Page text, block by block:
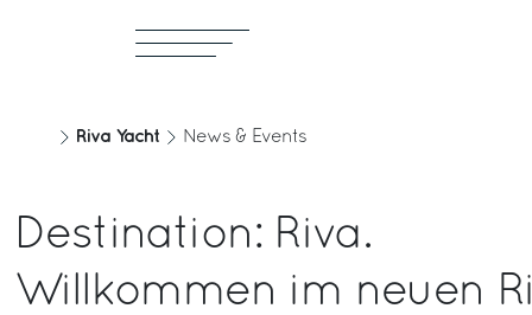
Riva Yacht News & Events
Destination: Riva.
Willkommen im neuen